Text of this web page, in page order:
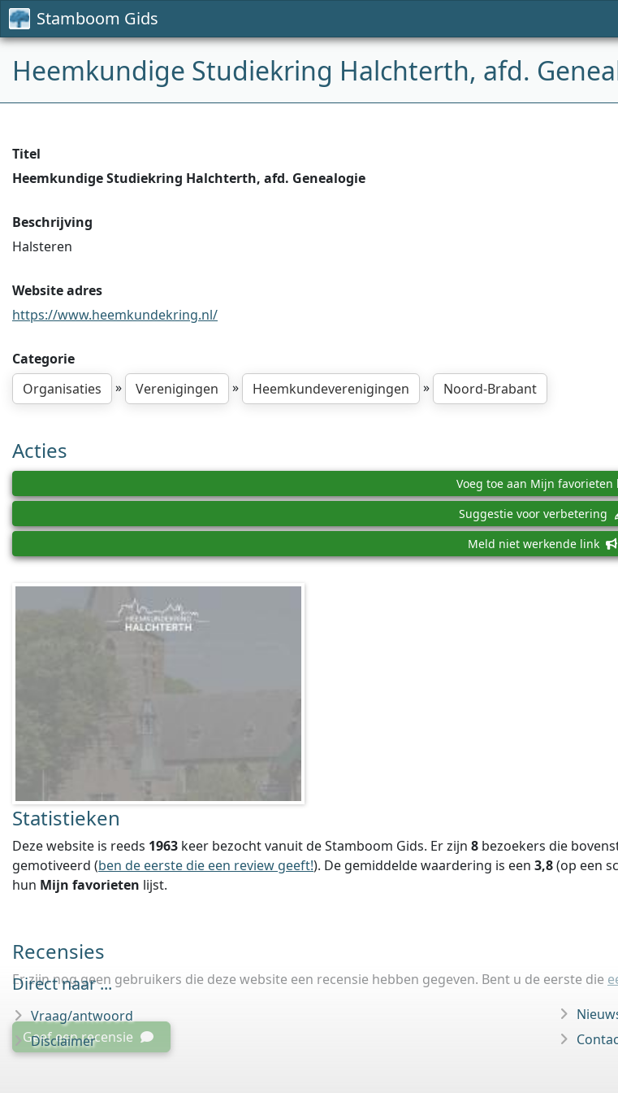
Stamboom Gids
Heemkundige Studiekring Halchterth, afd.
Titel
Heemkundige Studiekring Halchterth, afd. Genealogie
Beschrijving
Halsteren
Website adres
https://www.heemkundekring.nl/
Categorie
Organisaties
» Verenigingen » Heemkundeverenigingen » Noord-Brabant
Acties
Voeg toe aan Mijn favorieten
Suggestie voor verbetering
Meld niet werkende link
Statistieken
Deze website is reeds 1963 keer bezocht vanuit de Stamboom Gids. Er zijn 8 bezoekers die
gemotiveerd (ben de eerste die een review geeft!). De gemiddelde waardering is een 3,8(op een
hun Mijn favorieten lijst.
Recensies
Er zijn nog geen gebruikers die deze website een recensie hebben gegeven. Bent u de eerste die
Geef een recensie
Direct naar ...
Vraag/antwoord
Disclaimer